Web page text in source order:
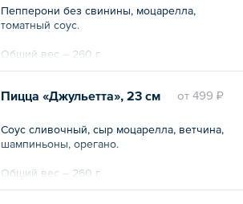
Пепперони без свинины, моцарелла,
томатный соус.
Общий вес – 260 г
oт 499 ₽
Пицца «Джульетта», 23 см
Соус сливочный, сыр моцарелла, ветчина,
шампиньоны, орегано.
Общий вес – 260 г